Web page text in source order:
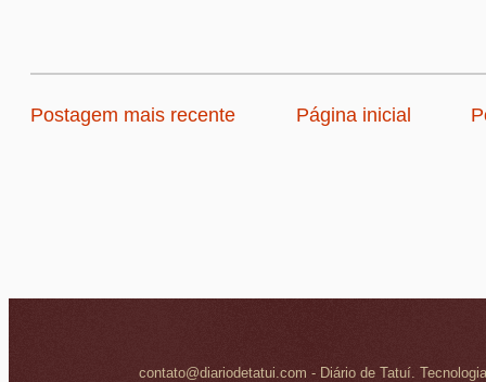
Postagem mais recente Página inicial
contato@diariodetatui.com - Diário de Tatuí.